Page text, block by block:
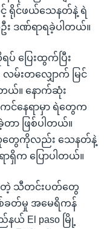
ရိုင်ဖယ်သေနတ်နဲ့ ရဲ
ဒဏ်ရာရခဲ့ပါတယ်။
ပြေးထွက်ပြီး
လမ်းတလျှောက် မြင်
ယ်။ နောက်ဆုံး
င်နေရာမှာ ရဲတွေက
ာ ဖြစ်ပါတယ်။
လူတွေကိုလည်း သေနတ်နဲ့
က ပြောပါတယ်။
တဲ့ သီတင်းပတ်တွေ
စ်ခတ်မှု အမေရိကန်
နယ် El paso မြို့